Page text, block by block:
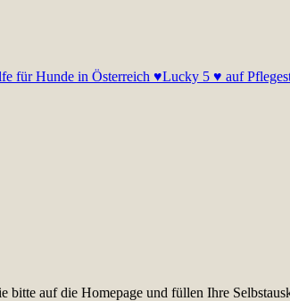
für Hunde in Österreich ♥Lucky 5 ♥ auf
bitte auf die Homepage und füllen Ihre